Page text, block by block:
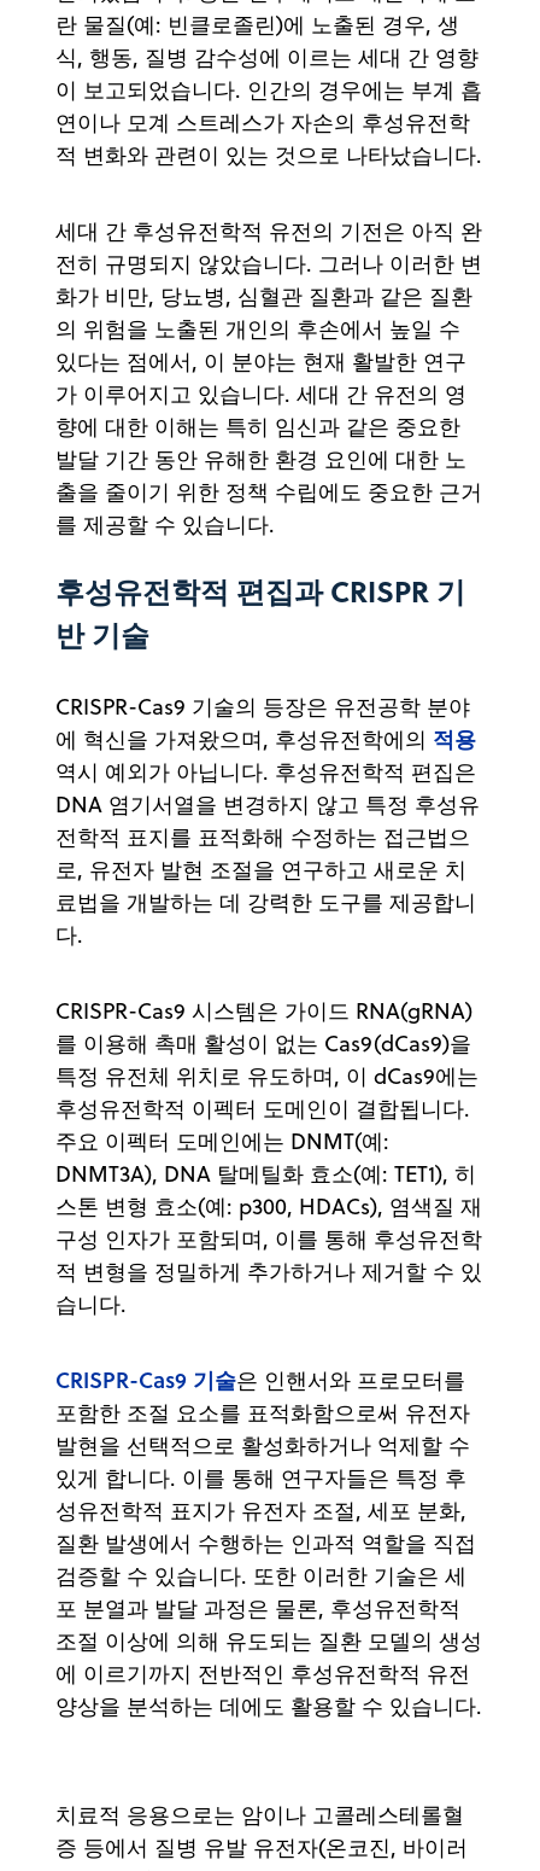
란 물질(예: 빈클로졸린)에 노출된 경우, 생
식, 행동, 질병 감수성에 이르는 세대 간 영향
이 보고되었습니다. 인간의 경우에는 부계 흡
연이나 모계 스트레스가 자손의 후성유전학
적 변화와 관련이 있는 것으로 나타났습니다.
세대 간 후성유전학적 유전의 기전은 아직 완
전히 규명되지 않았습니다. 그러나 이러한 변
화가 비만, 당뇨병, 심혈관 질환과 같은 질환
의 위험을 노출된 개인의 후손에서 높일 수
있다는 점에서, 이 분야는 현재 활발한 연구
가 이루어지고 있습니다. 세대 간 유전의 영
향에 대한 이해는 특히 임신과 같은 중요한
발달 기간 동안 유해한 환경 요인에 대한 노
출을 줄이기 위한 정책 수립에도 중요한 근거
를 제공할 수 있습니다.
후성유전학적 편집과 CRISPR 기
반 기술
CRISPR-Cas9 기술의 등장은 유전공학 분야
에 혁신을 가져왔으며, 후성유전학에의 적용
역시 예외가 아닙니다. 후성유전학적 편집은
DNA 염기서열을 변경하지 않고 특정 후성유
전학적 표지를 표적화해 수정하는 접근법으
로, 유전자 발현 조절을 연구하고 새로운 치
료법을 개발하는 데 강력한 도구를 제공합니
다.
CRISPR-Cas9 시스템은 가이드 RNA(gRNA)
를 이용해 촉매 활성이 없는 Cas9(dCas9)을
특정 유전체 위치로 유도하며, 이 dCas9에는
후성유전학적 이펙터 도메인이 결합됩니다.
주요 이펙터 도메인에는 DNMT(예:
DNMT3A), DNA 탈메틸화 효소(예: TET1), 히
스톤 변형 효소(예: p300, HDACs), 염색질 재
구성 인자가 포함되며, 이를 통해 후성유전학
적 변형을 정밀하게 추가하거나 제거할 수 있
습니다.
CRISPR-Cas9 기술은 인핸서와 프로모터를
포함한 조절 요소를 표적화함으로써 유전자
발현을 선택적으로 활성화하거나 억제할 수
있게 합니다. 이를 통해 연구자들은 특정 후
성유전학적 표지가 유전자 조절, 세포 분화,
질환 발생에서 수행하는 인과적 역할을 직접
검증할 수 있습니다. 또한 이러한 기술은 세
포 분열과 발달 과정은 물론, 후성유전학적
조절 이상에 의해 유도되는 질환 모델의 생성
에 이르기까지 전반적인 후성유전학적 유전
양상을 분석하는 데에도 활용할 수 있습니다.
치료적 응용으로는 암이나 고콜레스테롤혈
증 등에서 질병 유발 유전자(온코진, 바이러